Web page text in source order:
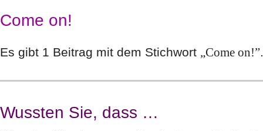
Come on!
Es gibt 1 Beitrag mit dem Stichwort „Come on!”.
Wussten Sie, dass …